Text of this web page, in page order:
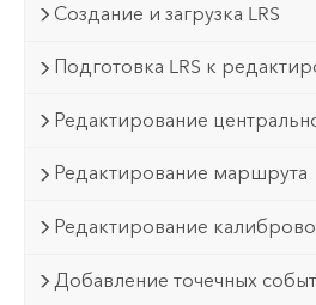
Создание и загрузка LRS
Подготовка LRS к
Редактирование
Редактирование маршрута
Редактирование
Добавление точечных